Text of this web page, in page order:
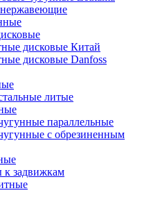
дисковые Китай
дисковые Danfoss
литые
параллельные
с обрезиненным
к задвижкам